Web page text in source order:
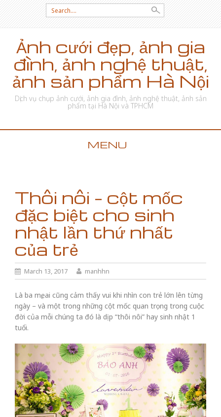
Search for:
Ảnh cưới đẹp, ảnh gia
đình, ảnh nghệ thuật,
ảnh sản phẩm Hà Nội
Dịch vụ chụp ảnh cưới, ảnh gia đình, ảnh nghệ thuật, ảnh sản
phẩm tại Hà Nội và TPHCM
MENU
Thôi nôi – cột mốc
đặc biệt cho sinh
nhật lần thứ nhất
của trẻ
March 13, 2017 manhhn
Là ba mẹ, ai cũng cảm thấy vui khi nhìn con trẻ lớn lên từng
ngày – và một trong những cột mốc quan trọng trong cuộc
đời của mỗi chúng ta đó là dịp “thôi nôi” hay sinh nhật 1
tuổi.